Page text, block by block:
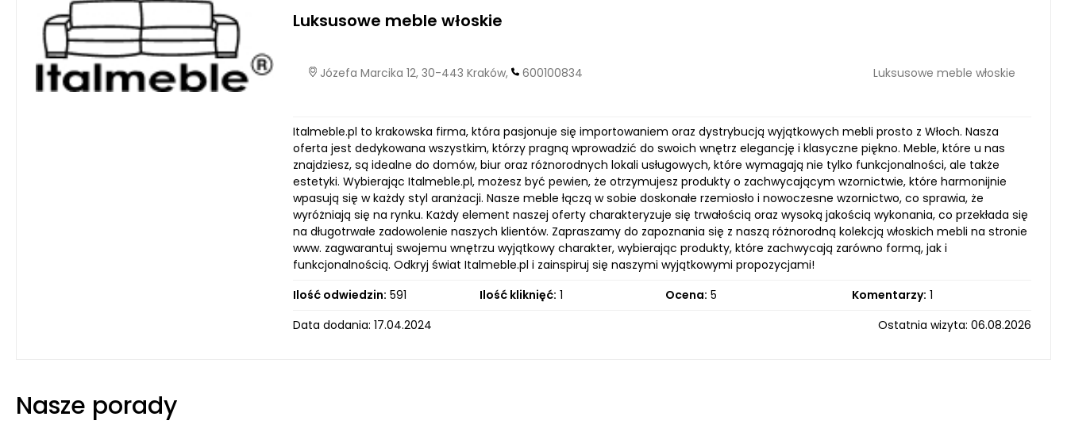
Luksusowe meble włoskie
Józefa Marcika 12, 30-443 Kraków, 600100834 Luksusowe meble włoskie
Italmeble.pl to krakowska firma, która pasjonuje się importowaniem oraz dystrybucją wyjątkowych mebli prosto z Włoch. Nasza
oferta jest dedykowana wszystkim, którzy pragną wprowadzić do swoich wnętrz elegancję i klasyczne piękno. Meble, które u nas
znajdziesz, są idealne do domów, biur oraz różnorodnych lokali usługowych, które wymagają nie tylko funkcjonalności, ale także
estetyki. Wybierając Italmeble.pl, możesz być pewien, że otrzymujesz produkty o zachwycającym wzornictwie, które harmonijnie
wpasują się w każdy styl aranżacji. Nasze meble łączą w sobie doskonałe rzemiosło i nowoczesne wzornictwo, co sprawia, że
wyróżniają się na rynku. Każdy element naszej oferty charakteryzuje się trwałością oraz wysoką jakością wykonania, co przekłada się
na długotrwałe zadowolenie naszych klientów. Zapraszamy do zapoznania się z naszą różnorodną kolekcją włoskich mebli na stronie
www. zagwarantuj swojemu wnętrzu wyjątkowy charakter, wybierając produkty, które zachwycają zarówno formą, jak i
funkcjonalnością. Odkryj świat Italmeble.pl i zainspiruj się naszymi wyjątkowymi propozycjami!
Ilość odwiedzin: 591 Ilość kliknięć: 1 Ocena: 5 Komentarzy: 1
Data dodania: 17.04.2024
Ostatnia wizyta: 06.08.2026
Nasze porady